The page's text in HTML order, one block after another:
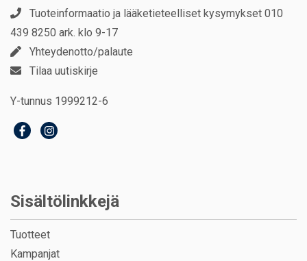
Tuoteinformaatio ja lääketieteelliset kysymykset 010
439 8250 ark. klo 9-17
Yhteydenotto/palaute
Tilaa uutiskirje
Y-tunnus 1999212-6
Sisältölinkkejä
Tuotteet
Kampanjat